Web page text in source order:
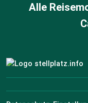
Alle